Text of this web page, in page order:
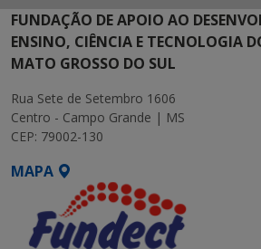
FUNDAÇÃO DE APOIO AO
ENSINO, CIÊNCIA E TECNOLOGIA
MATO GROSSO DO SUL
Rua Sete de Setembro 1606
Centro - Campo Grande | MS
CEP: 79002-130
MAPA